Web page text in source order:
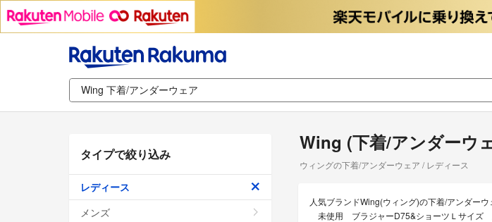
Wing (下着/アンダーウ
ウィングの下着/アンダーウェア / レディース
人気ブランドWing(ウィング)の下着/アンダー
未使用 ブラジャーD75&ショーツＬサイズ
タイプで絞り込み
レディース
メンズ